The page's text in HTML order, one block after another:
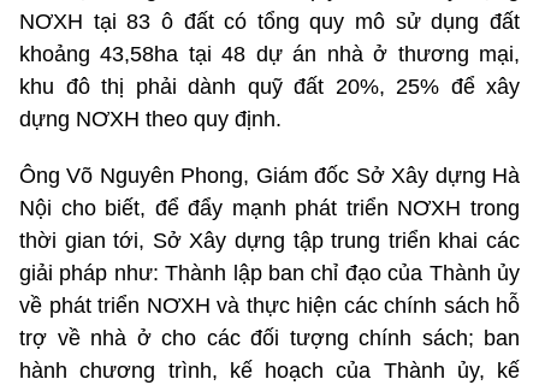
NƠXH tại 83 ô đất có tổng quy mô sử dụng đất
khoảng 43,58ha tại 48 dự án nhà ở thương mại,
khu đô thị phải dành quỹ đất 20%, 25% để xây
dựng NƠXH theo quy định.
Ông Võ Nguyên Phong, Giám đốc Sở Xây dựng Hà
Nội cho biết, để đẩy mạnh phát triển NƠXH trong
thời gian tới, Sở Xây dựng tập trung triển khai các
giải pháp như: Thành lập ban chỉ đạo của Thành ủy
về phát triển NƠXH và thực hiện các chính sách hỗ
trợ về nhà ở cho các đối tượng chính sách; ban
hành chương trình, kế hoạch của Thành ủy, kế